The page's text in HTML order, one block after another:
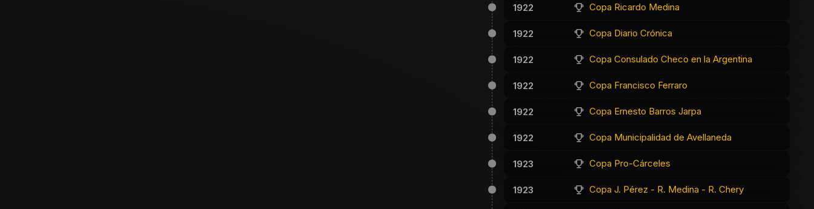
1922 Copa Ricardo Medina
1922 Copa Diario Crónica
1922 Copa Consulado Checo en la Argentina
1922 Copa Francisco Ferraro
1922 Copa Ernesto Barros Jarpa
1922 Copa Municipalidad de Avellaneda
1923 Copa Pro-Cárceles
1923 Copa J. Pérez - R. Medina - R. Chery